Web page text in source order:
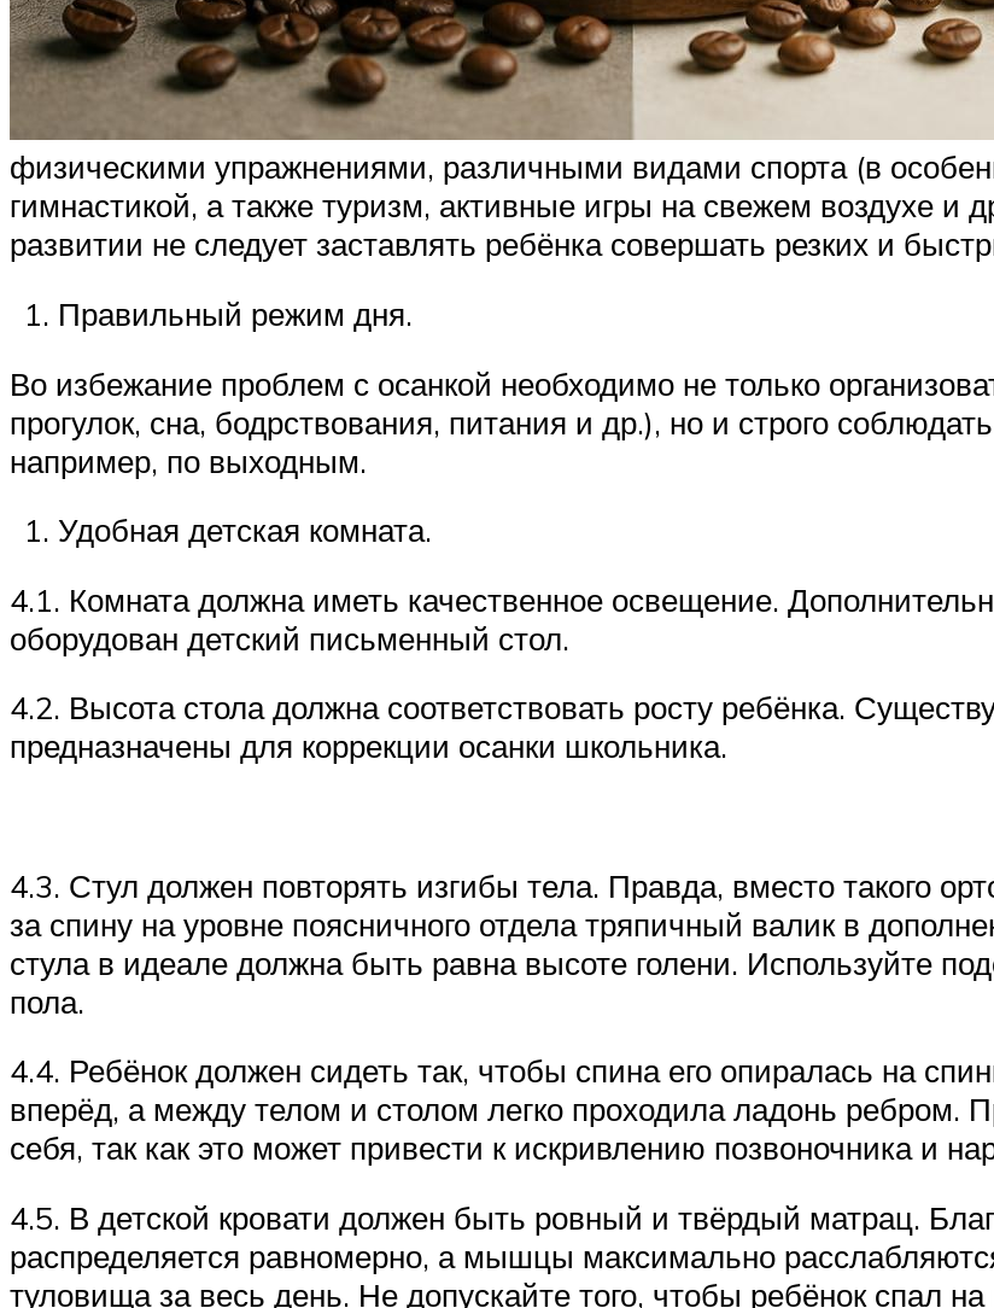
физическими упражнениями, различными видами спорта (в
гимнастикой, а также туризм, активные игры на свежем воздухе и
развитии не следует заставлять ребёнка совершать резких и
Правильный режим дня.
Во избежание проблем с осанкой необходимо не только
прогулок, сна, бодрствования, питания и др.), но и строго
например, по выходным.
Удобная детская комната.
4.1. Комната должна иметь качественное освещение.
оборудован детский письменный стол.
4.2. Высота стола должна соответствовать росту ребёнка.
предназначены для коррекции осанки школьника.
4.3. Стул должен повторять изгибы тела. Правда, вместо такого
за спину на уровне поясничного отдела тряпичный валик в
стула в идеале должна быть равна высоте голени. Используйте
пола.
4.4. Ребёнок должен сидеть так, чтобы спина его опиралась на
вперёд, а между телом и столом легко проходила ладонь ребром.
себя, так как это может привести к искривлению позвоночника и
4.5. В детской кровати должен быть ровный и твёрдый матрац.
распределяется равномерно, а мышцы максимально
туловища за весь день. Не допускайте того, чтобы ребёнок спал